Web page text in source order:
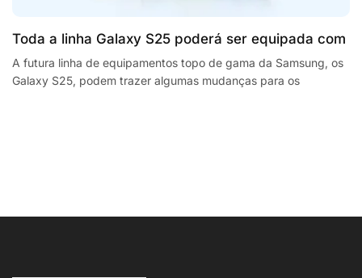
Toda a linha Galaxy S25 poderá ser equipada com
processadores SnapdragonSegway Ninebot E2,
F2 Plus, and MaxG2 e-scooters review
A futura linha de equipamentos topo de gama da Samsung, os
Galaxy S25, podem trazer algumas mudanças para os